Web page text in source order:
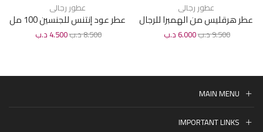
عطور رجالى
عطر هرقليس من الهمبرا للرجال
100مل9.500د.ب6.000د.ب
عطور رجالى
عطر عود إنتنس للجنسين 100 مل
8.500د.ب4.500د.ب
MAIN MENU
IMPORTANT LINKS